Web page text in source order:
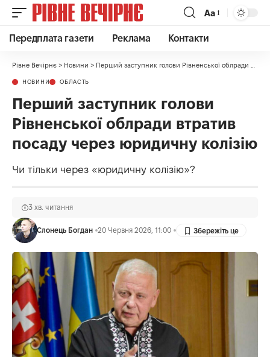
Аа
Передплата газети Реклама Контакти
Рівне Вечірнє > Новини > Перший заступник голови Рівненської облради втратив посаду через юридичну колізію
НОВИНИ ОБЛАСТЬ
Перший заступник голови
Рівненської облради втратив
посаду через юридичну колізію
Чи тільки через «юридичну колізію»?
Слонець Богдан 20 Червня 2026, 11:00
3 хв. читання